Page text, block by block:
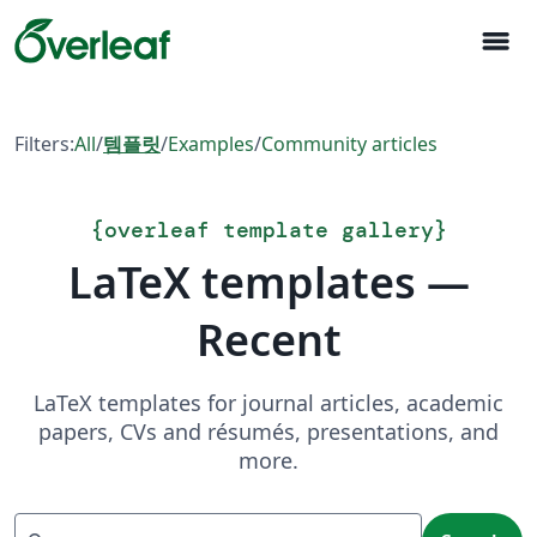
menu
Filters:All/템플릿/Examples/Community articles
{overleaf template gallery}
LaTeX templates —
Recent
LaTeX templates for journal articles, academic
papers, CVs and résumés, presentations, and
more.